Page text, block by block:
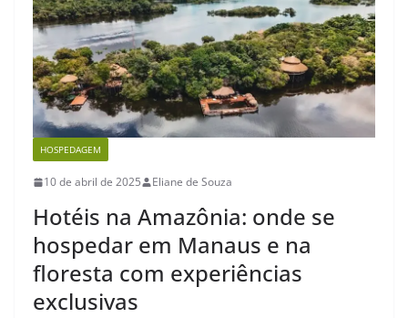
HOSPEDAGEM
10 de abril de 2025 Eliane de Souza
Hotéis na Amazônia: onde se
hospedar em Manaus e na
floresta com experiências
exclusivas